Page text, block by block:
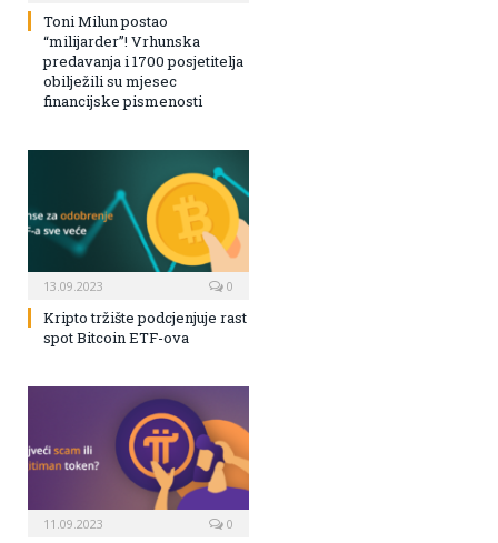
Toni Milun postao
“milijarder”! Vrhunska
predavanja i 1700 posjetitelja
obilježili su mjesec
financijske pismenosti
13.09.2023 0
Kripto tržište podcjenjuje rast
spot Bitcoin ETF-ova
11.09.2023 0